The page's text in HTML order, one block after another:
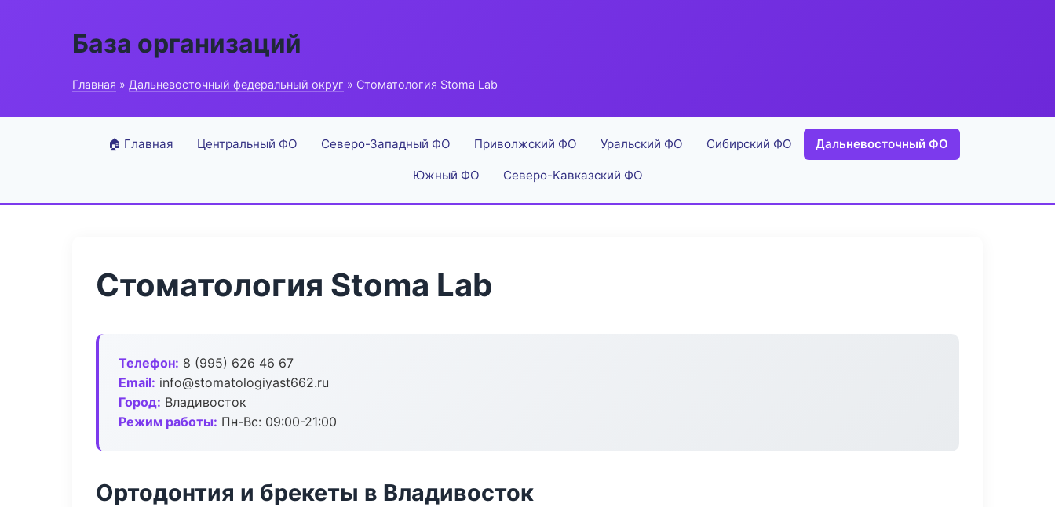
База организаций
Главная » Дальневосточный федеральный округ » Стоматология Stoma Lab
🏠 Главная Центральный ФО Северо-Западный ФО Приволжский ФО Уральский ФО Сибирский ФО Дальневосточный ФО
Южный ФО Северо-Кавказский ФО
Стоматология Stoma Lab
Телефон: 8 (995) 626 46 67
Email: info@stomatologiyast662.ru
Город: Владивосток
Режим работы: Пн-Вс: 09:00-21:00
Ортодонтия и брекеты в Владивосток